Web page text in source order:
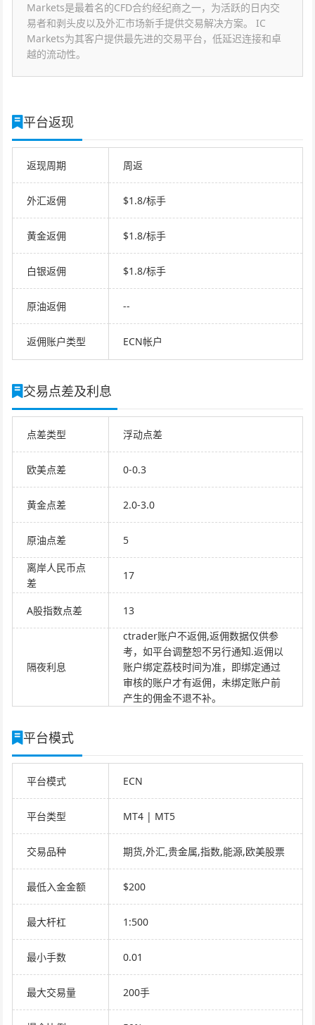
Markets是最着名的CFD合约经纪商之一，为活跃的日内交
易者和剥头皮以及外汇市场新手提供交易解决方案。 IC
Markets为其客户提供最先进的交易平台，低延迟连接和卓
越的流动性。
平台返现
返现周期 周返
外汇返佣 $1.8/标手
黄金返佣 $1.8/标手
白银返佣 $1.8/标手
原油返佣 --
返佣账户类型 ECN帐户
交易点差及利息
点差类型 浮动点差
欧美点差 0-0.3
黄金点差 2.0-3.0
原油点差 5
离岸人民币点
差
17
A股指数点差 13
隔夜利息
ctrader账户不返佣,返佣数据仅供参
考，如平台调整恕不另行通知.返佣以
账户绑定荔枝时间为准，即绑定通过
审核的账户才有返佣，未绑定账户前
产生的佣金不退不补。
平台模式
平台模式 ECN
平台类型 MT4 | MT5
交易品种 期货,外汇,贵金属,指数,能源,欧美股票
最低入金金额 $200
最大杆杠 1:500
最小手数 0.01
最大交易量 200手